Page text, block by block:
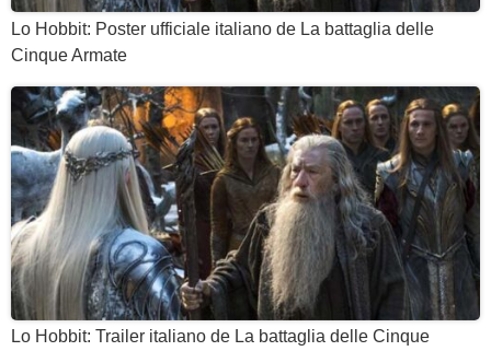
Lo Hobbit: Poster ufficiale italiano de La battaglia delle
Cinque Armate
Lo Hobbit: Trailer italiano de La battaglia delle Cinque